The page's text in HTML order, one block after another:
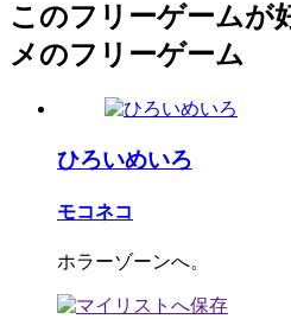
このフリーゲームが
メのフリーゲーム
ひろいめいろ
モコネコ
ホラーゾーンへ。